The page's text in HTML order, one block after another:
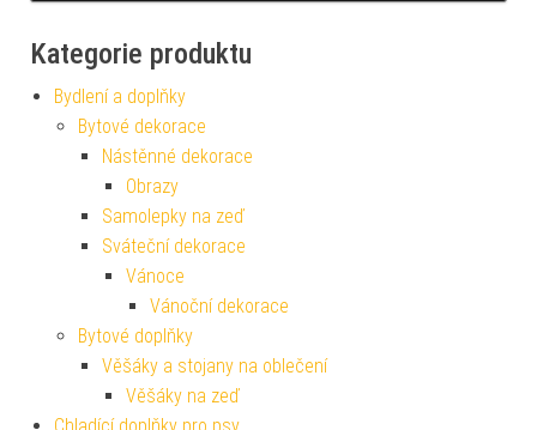
Kategorie produktu
Bydlení a doplňky
Bytové dekorace
Nástěnné dekorace
Obrazy
Samolepky na zeď
Sváteční dekorace
Vánoce
Vánoční dekorace
Bytové doplňky
Věšáky a stojany na oblečení
Věšáky na zeď